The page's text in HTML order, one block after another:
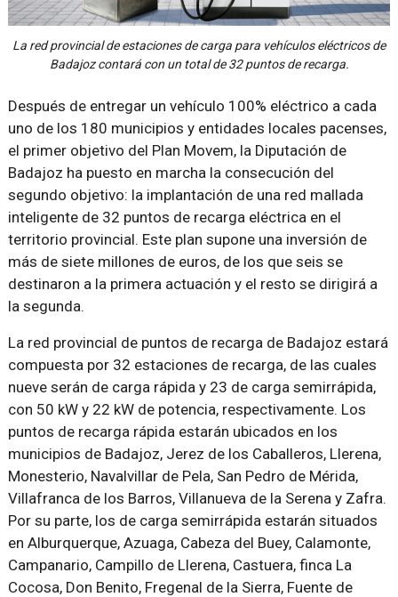
La red provincial de estaciones de carga para vehículos eléctricos de
Badajoz contará con un total de 32 puntos de recarga.
Después de entregar un vehículo 100% eléctrico a cada
uno de los 180 municipios y entidades locales pacenses,
el primer objetivo del Plan Movem, la Diputación de
Badajoz ha puesto en marcha la consecución del
segundo objetivo: la implantación de una red mallada
inteligente de 32 puntos de recarga eléctrica en el
territorio provincial. Este plan supone una inversión de
más de siete millones de euros, de los que seis se
destinaron a la primera actuación y el resto se dirigirá a
la segunda.
La red provincial de puntos de recarga de Badajoz estará
compuesta por 32 estaciones de recarga, de las cuales
nueve serán de carga rápida y 23 de carga semirrápida,
con 50 kW y 22 kW de potencia, respectivamente. Los
puntos de recarga rápida estarán ubicados en los
municipios de Badajoz, Jerez de los Caballeros, Llerena,
Monesterio, Navalvillar de Pela, San Pedro de Mérida,
Villafranca de los Barros, Villanueva de la Serena y Zafra.
Por su parte, los de carga semirrápida estarán situados
en Alburquerque, Azuaga, Cabeza del Buey, Calamonte,
Campanario, Campillo de Llerena, Castuera, finca La
Cocosa, Don Benito, Fregenal de la Sierra, Fuente de